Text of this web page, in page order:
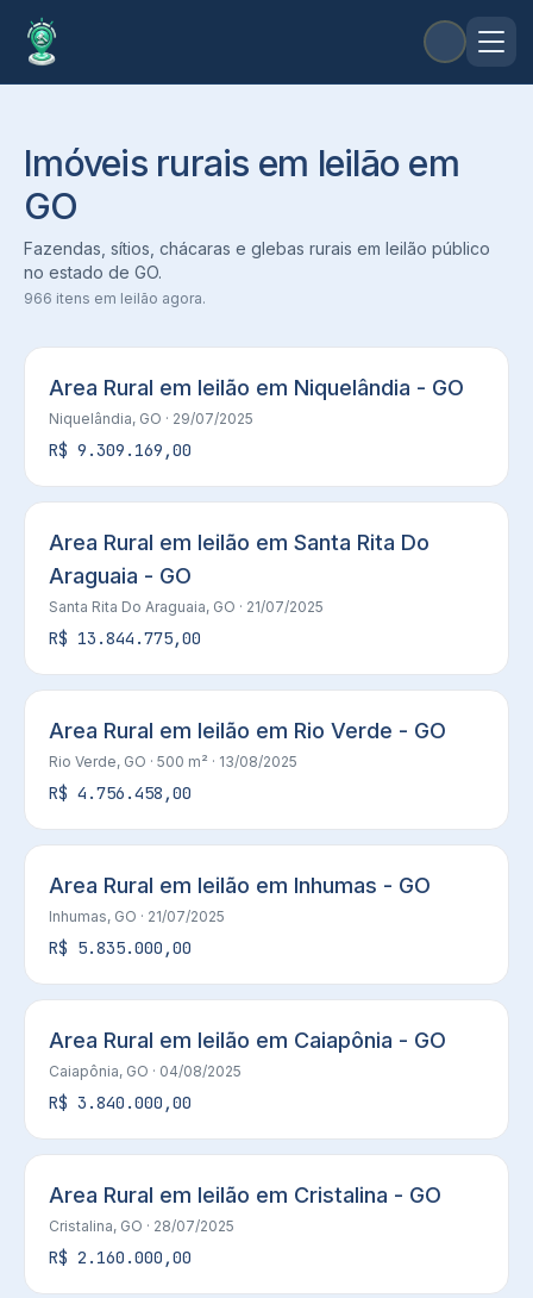
Imóveis rurais em leilão em
GO
Fazendas, sítios, chácaras e glebas rurais em leilão público
no estado de GO.
966 itens em leilão agora.
Area Rural em leilão em Niquelândia - GO
Niquelândia, GO · 29/07/2025
R$ 9.309.169,00
Area Rural em leilão em Santa Rita Do
Araguaia - GO
Santa Rita Do Araguaia, GO · 21/07/2025
R$ 13.844.775,00
Area Rural em leilão em Rio Verde - GO
Rio Verde, GO · 500 m² · 13/08/2025
R$ 4.756.458,00
Area Rural em leilão em Inhumas - GO
Inhumas, GO · 21/07/2025
R$ 5.835.000,00
Area Rural em leilão em Caiapônia - GO
Caiapônia, GO · 04/08/2025
R$ 3.840.000,00
Area Rural em leilão em Cristalina - GO
Cristalina, GO · 28/07/2025
R$ 2.160.000,00